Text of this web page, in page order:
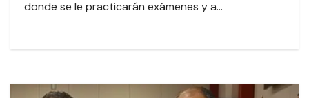
donde se le practicarán exámenes y a…